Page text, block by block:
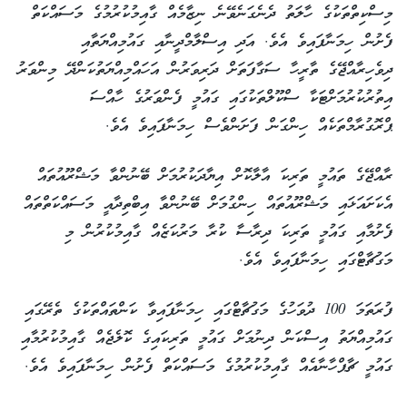
މިސްކިތްތަކުގެ ހާލަތު ދެނެގަނެވޭނެ ނިޒާމެއް ގާއިމުކުރުމުގެ މަސައްކަތް
ފެށުން ހިމަނާފައިވެ އެވެ. އަދި އިސްލާމްދީނާއި ގައުމިއްޔަތާއި
ދިވެހިރާއްޖޭގެ ތާރީހާ ސަގާފަތަށް ދަރިވަރުން އަހައްމިއްޔަތުކަންދޭ މިންވަރު
އިތުރުކުރުމަށްޓަކާ ސްކޫލްތަކުގައި ގައުމީ ފެންވަރުގެ ހާއްސަ
ޕްރޮގުރާމްތަކެއް ހިންގަން ފަށަންވެސް ހިމަނާފައިވެ އެވެ.
ރާއްޖޭގެ ތައުމީ ތަރިކަ އާލާކޮށް އިޔާދަކުރުމަށް ބޭނުންވާ މަޝްރޫއުތައް
އެކަށައަޅައި މަޝްރޫއުތައް ހިންގުމަށް ބޭނުންވާ އިބްތިދާއީ މަސައްކަތްތައް
ފެށުމާއި ގައުމީ ތަރިކަ ދިރާސާ ކުރާ މަރުކަޒެއް ގާއިމުކުރުން މި
މަގުޗާޓްގައި ހިމަނާފައިވެ އެވެ.
ފުރަތަމަ 100 ދުވަހުގެ މަގުޗާޓްގައި ހިމަނާފައިވާ ކަންތައްތަކުގެ ތެރޭގައި
ގައުމިއްޔަތު އިސްކަން ދިނުމަށް ގައުމީ ތަރިކައިގެ ކޮލެޖެއް ގާއިމުކުރުމާއި
ގައުމީ ޗާޕްހާނާއެއް ގާއިމުކުރުމުގެ މަސައްކަތް ފެށުން ހިމަނާފައިވެ އެވެ.